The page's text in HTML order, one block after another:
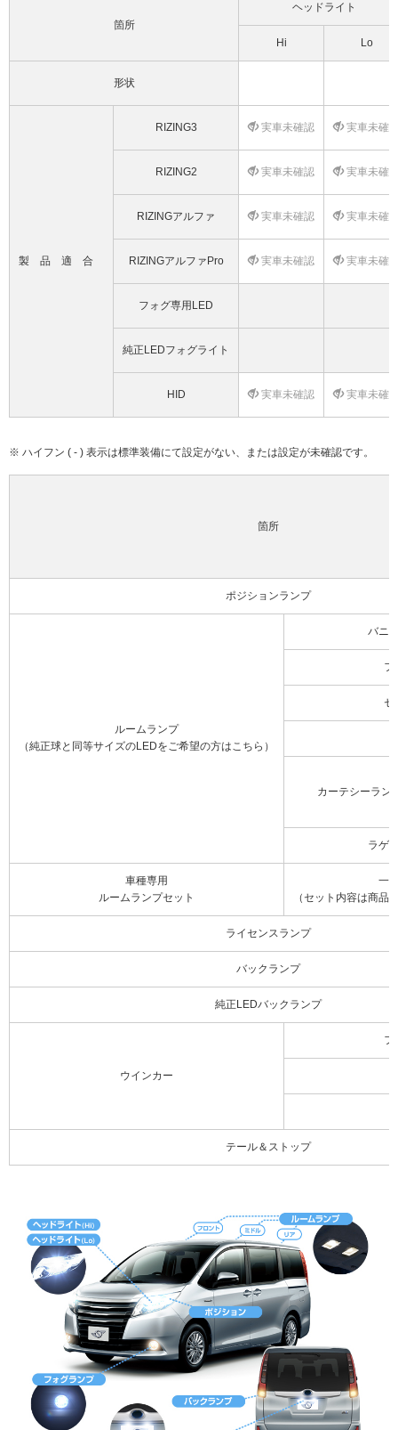
箇所
ヘッドライト
Hi Lo
形状
製品適合
RIZING3 実車未確認 実車未確
RIZING2 実車未確認 実車未確
RIZINGアルファ 実車未確認 実車未確
RIZINGアルファPro 実車未確認 実車未確
フォグ専用LED
純正LEDフォグライト
HID 実車未確認 実車未確
※ ハイフン ( - ) 表示は標準装備にて設定がない、または設定が未確認です。
箇所
ポジションランプ
ルームランプ
（純正球と同等サイズのLEDをご希望の方はこちら）
バニ
フ
セ
カーテシーラン
ラゲ
車種専用
ルームランプセット
一
（セット内容は商品
ライセンスランプ
バックランプ
純正LEDバックランプ
ウインカー
フ
テール＆ストップ